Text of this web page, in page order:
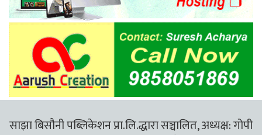
साझा बिसौनी पब्लिकेशन प्रा.लि.द्धारा सञ्चालित, अध्यक्ष: गोपी